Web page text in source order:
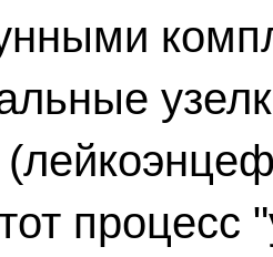
процесс